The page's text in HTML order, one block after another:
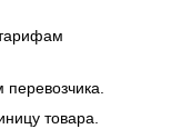
товара.